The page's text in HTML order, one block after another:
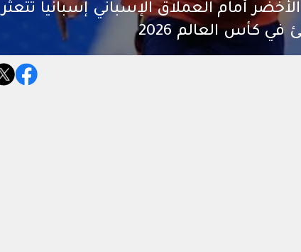
أمام العملاق الإسباني إسبانيا تتعثر
كأس العالم 2026